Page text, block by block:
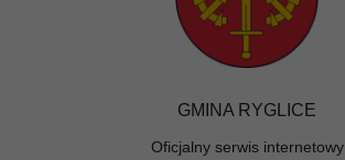
GMINA RYGLICE
Oficjalny serwis internetowy